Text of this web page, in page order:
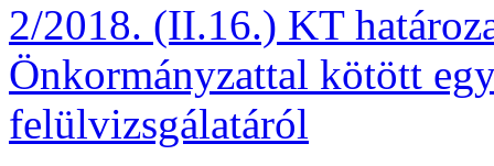
2/2018. (II.16.) KT
Önkormányzattal kötött
felülvizsgálatáról